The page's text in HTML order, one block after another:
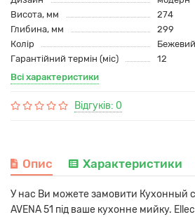
Висота, мм
274
Глибина, мм
299
Колір
Бежевий
Гарантійний термін (міс)
12
Всі характеристики
Відгуків: 0
Опис Характеристики
У нас Ви можете замовити Кухонный
AVENA 51 під ваше кухонне мийку.